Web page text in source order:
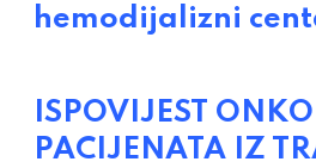
hemodijalizni
ISPOVIJEST
PACIJENATA IZ